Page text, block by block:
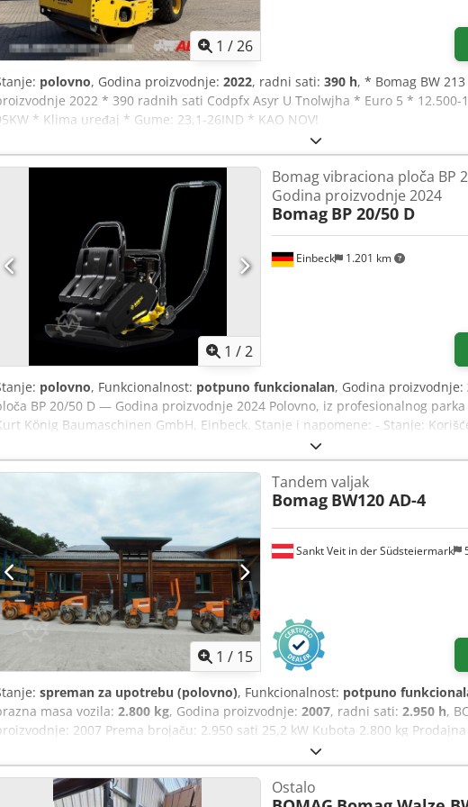
1 /26
polovno, Godina proizvodnje: 2022, radni sati: 390 h, * Bomag BW
2022 * 390 radnih sati Codpfx Asyr U Tnolwjha * Euro 5 * 12.500-
* Klima uređaj * Gume: 23,1-26IND * KAO NOV!
1 /2
Einbeck 1.201 km
Bomag vibraciona ploča BP
Godina proizvodnje 2024
Bomag BP 20/50 D
polovno, Funkcionalnost: potpuno funkcionalan, Godina proizvodnje:
BP 20/50 D — Godina proizvodnje 2024 Polovno, iz profesionalnog
König Baumaschinen GmbH, Einbeck. Stanje i napomene: - Stanje:
servisirano - Funkcionalnost: Potpuno ispravno - Fotografije proizvoda uskoro
slike u slučaju interesovanja - Razgledanje moguće u 37574
Chedpfx Ajy A E U Sslwsa Cena 1.900 EUR bez PDV-a | EXW Einbeck | Dostava
1 / 15
Sankt Veit in der Südsteiermark
Tandem valjak
Bomag BW120 AD-4
spreman za upotrebu (polovno), Funkcionalnost: potpuno
masa vozila: 2.800 kg, Godina proizvodnje: 2007, radni sati: 2.950 h,
2007 Prema brojaču: 2.950 sati 25,2 kW Kubota 2.800 kg
BOMAG BW100AD-4 Godina proizvodnje: 2005 Prema brojaču: 6.594 sati 25,2
8.800 EUR neto Hamm HD 10 Godina proizvodnje: 2006 Prema brojaču:
2.450 kg Chodpszc Iyvofx Alwsa Prodajna cena: 8.800 EUR neto Hamm HD 10
Ostalo